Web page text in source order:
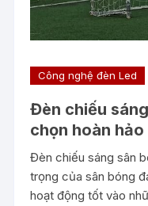
Công nghệ đèn Led
Đèn chiếu
chọn hoàn
Đèn chiếu sáng sân
trọng của sân bóng
hoạt động tốt vào